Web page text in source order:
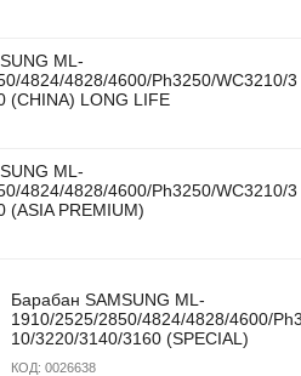
ML-
4824/4828/4600/Ph3250/WC3210/3
(CHINA) LONG LIFE
ML-
4824/4828/4600/Ph3250/WC3210/3
(ASIA PREMIUM)
Барабан SAMSUNG ML-
1910/2525/2850/4824/4828/4600/
10/3220/3140/3160 (SPECIAL)
КОД: 0026638